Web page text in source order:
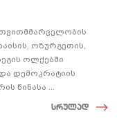
ოზურგეთის,
ოლქებში
დემოკრატიის
წინასა ...
სრულად